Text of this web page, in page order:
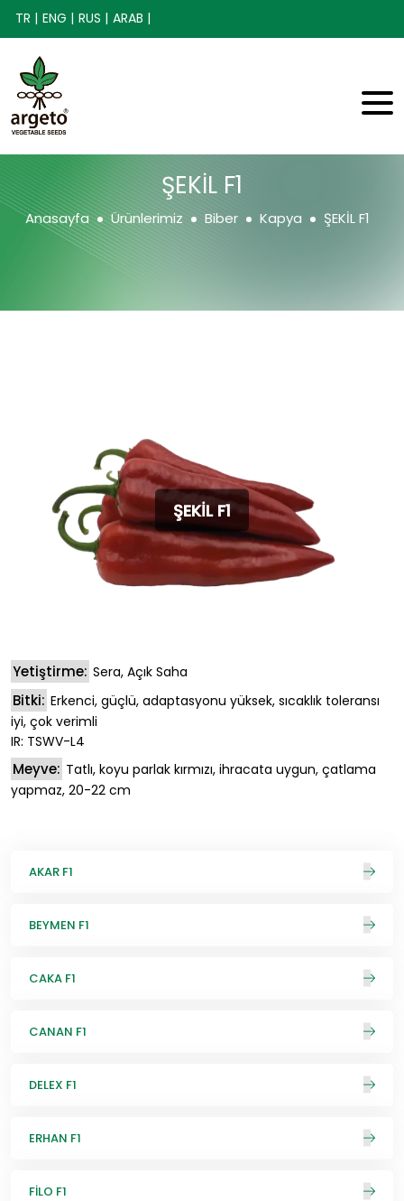
TR | ENG | RUS | ARAB |
ŞEKİL F1
Anasayfa Ürünlerimiz Biber Kapya ŞEKİL F1
ŞEKİL F1
Yetiştirme: Sera, Açık Saha
Bitki: Erkenci, güçlü, adaptasyonu yüksek, sıcaklık toleransı
iyi, çok verimli
IR: TSWV-L4
Meyve: Tatlı, koyu parlak kırmızı, ihracata uygun, çatlama
yapmaz, 20-22 cm
AKAR F1
BEYMEN F1
CAKA F1
CANAN F1
DELEX F1
ERHAN F1
FİLO F1